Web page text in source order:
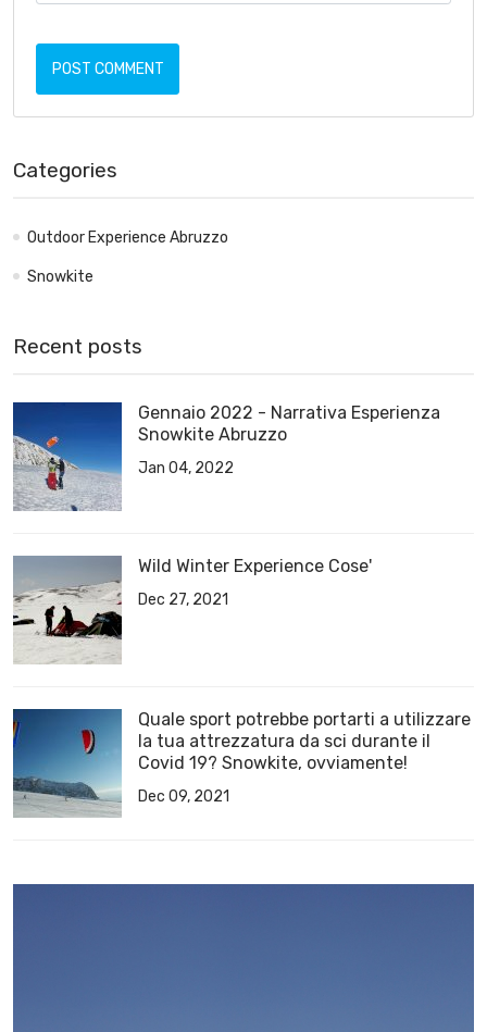
POST COMMENT
Categories
Outdoor Experience Abruzzo
Snowkite
Recent posts
Gennaio 2022 - Narrativa Esperienza
Snowkite Abruzzo
Jan 04, 2022
Wild Winter Experience Cose'
Dec 27, 2021
Quale sport potrebbe portarti a utilizzare
la tua attrezzatura da sci durante il
Covid 19? Snowkite, ovviamente!
Dec 09, 2021